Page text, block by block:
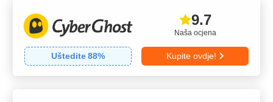
Naša ocjena
9.7
Uštedite88% Kupite ovdje!